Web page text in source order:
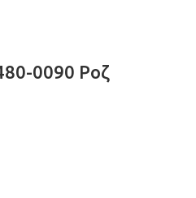
0090 Ροζ